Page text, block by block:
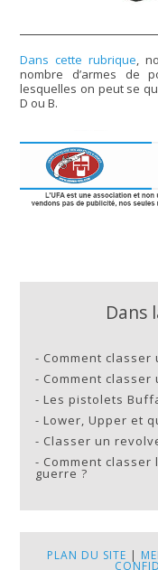
Dans cette rubrique,
nombre d’armes de
lesquelles on peut se
D ou B.
Dans
- Comment classer
- Comment classer
-Les pistolets
-Lower, Upper et
- Classer un
- Comment
guerre ?
PLAN DU SITE |